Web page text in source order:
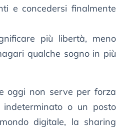
e concedersi finalmente
più libertà, meno
qualche sogno in più
oggi non serve per forza
o un posto
digitale, la sharing